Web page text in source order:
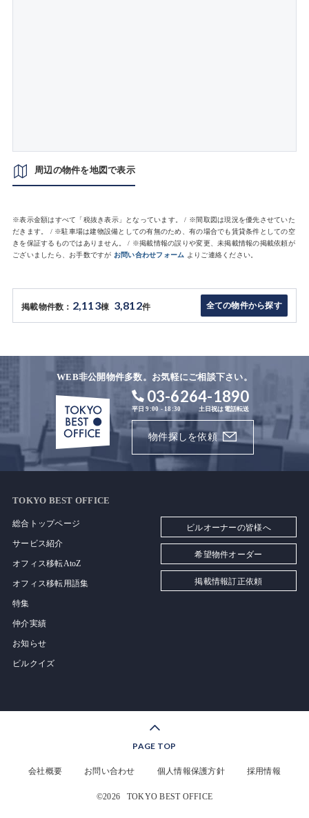
周辺の物件を地図で表示
※表示金額はすべて「税抜き表示」となっています。 / ※間取図は現況を優先させていた
だきます。 / ※駐車場は建物設備としての有無のため、有の場合でも賃貸条件としての空
きを保証するものではありません。 / ※掲載情報の誤りや変更、未掲載情報の掲載依頼が
ございましたら、お手数ですが お問い合わせフォーム よりご連絡ください。
掲載物件数： 2,113棟 3,812件 全ての物件から探す
WEB非公開物件多数。お気軽にご相談下さい。
03-6264-1890
平日 9:00 - 18:30 土日祝は電話転送
物件探しを依頼
TOKYO BEST OFFICE
総合トップページ
サービス紹介
オフィス移転AtoZ
オフィス移転用語集
特集
仲介実績
お知らせ
ビルクイズ
ビルオーナーの皆様へ
希望物件オーダー
掲載情報訂正依頼
PAGE TOP
会社概要 お問い合わせ 個人情報保護方針 採用情報
©2026 TOKYO BEST OFFICE